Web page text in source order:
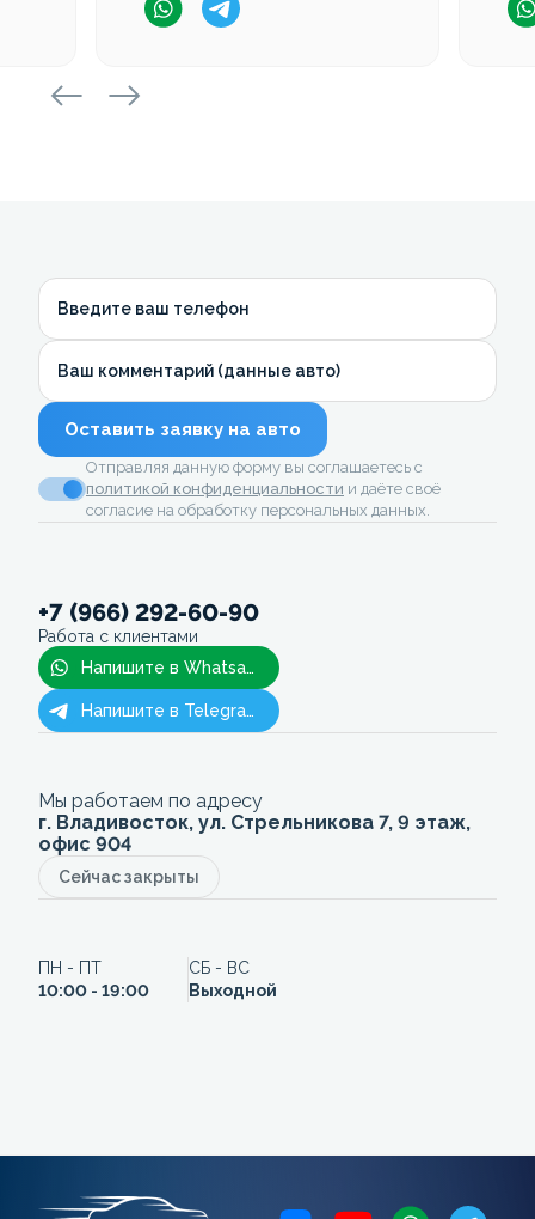
Введите ваш телефон
Ваш комментарий (данные авто)
Оставить заявку на авто
Отправляя данную форму вы соглашаетесь с
политикой конфиденциальности и даёте своё
согласие на обработку персональных данных.
+7 (966) 292-60-90
Работа с клиентами
Напишите в Whatsapp
Напишите в Telegram
Мы работаем по адресу
г. Владивосток, ул. Стрельникова 7, 9 этаж,
офис 904
Сейчас закрыты
ПН - ПТ
10:00 - 19:00
СБ - ВС
Выходной